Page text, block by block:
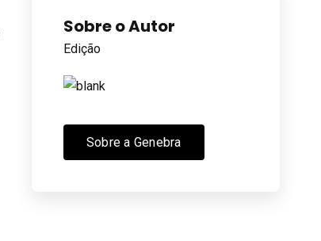
Sobre o Autor
Edição
Sobre a Genebra